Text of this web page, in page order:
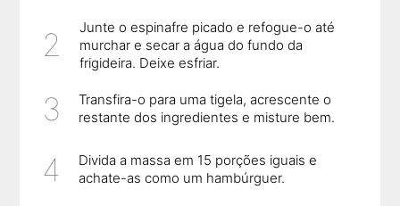
Junte o espinafre picado e refogue-o até
murchar e secar a água do fundo da
frigideira. Deixe esfriar.
Transfira-o para uma tigela, acrescente o
restante dos ingredientes e misture bem.
Divida a massa em 15 porções iguais e
achate-as como um hambúrguer.